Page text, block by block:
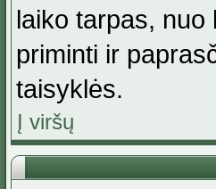
laiko tarpas, nuo
priminti ir
taisyklės.
Į viršų